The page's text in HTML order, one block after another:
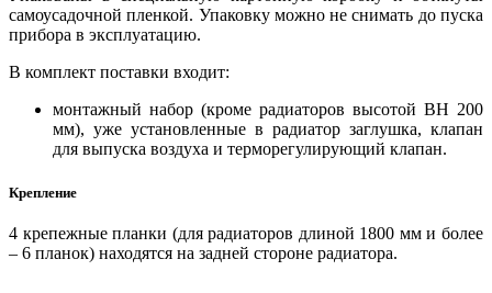
самоусадочной пленкой. Упаковку можно не снимать до пуска
прибора в эксплуатацию.
В комплект поставки входит:
монтажный набор (кроме радиаторов высотой BH 200
мм), уже установленные в радиатор заглушка, клапан
для выпуска воздуха и терморегулирующий клапан.
Крепление
4 крепежные планки (для радиаторов длиной 1800 мм и более
– 6 планок) находятся на задней стороне радиатора.